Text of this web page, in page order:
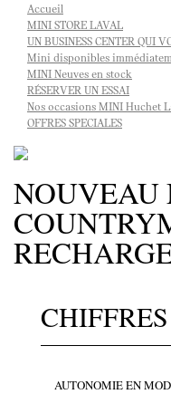
Accueil
MINI STORE LAVAL
UN BUSINESS CENTER QUI
Mini disponibles
MINI Neuves en stock
RÉSERVER UN ESSAI
Nos occasions MINI Huchet
OFFRES SPECIALES
AUTONOMIE EN